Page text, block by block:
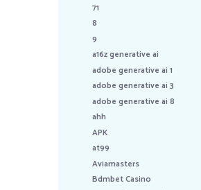
71
8
9
a16z generative ai
adobe generative ai 1
adobe generative ai 3
adobe generative ai 8
ahh
APK
at99
Aviamasters
Bdmbet Casino